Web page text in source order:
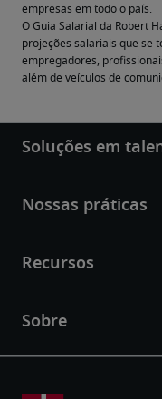
empresas em todo o país.
O Guia Salarial da Robert
projeções salariais que se
empregadores,
além de veículos de